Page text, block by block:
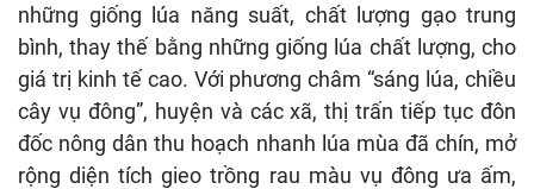
những giống lúa năng suất, chất lượng gạo trung
bình, thay thế bằng những giống lúa chất lượng, cho
giá trị kinh tế cao. Với phương châm “sáng lúa, chiều
cây vụ đông”, huyện và các xã, thị trấn tiếp tục đôn
đốc nông dân thu hoạch nhanh lúa mùa đã chín, mở
rộng diện tích gieo trồng rau màu vụ đông ưa ấm,